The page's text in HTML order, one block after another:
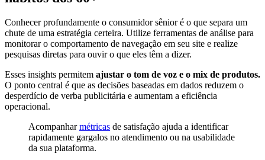
Conhecer profundamente o consumidor sênior é o que separa um
chute de uma estratégia certeira. Utilize ferramentas de análise para
monitorar o comportamento de navegação em seu site e realize
pesquisas diretas para ouvir o que eles têm a dizer.
Esses insights permitem ajustar o tom de voz e o mix de produtos.
O ponto central é que as decisões baseadas em dados reduzem o
desperdício de verba publicitária e aumentam a eficiência
operacional.
Acompanharmétricas de satisfação ajuda a identificar
rapidamente gargalos no atendimento ou na usabilidade
da sua plataforma.